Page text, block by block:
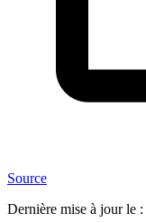
Source
Dernière mise à jour le :